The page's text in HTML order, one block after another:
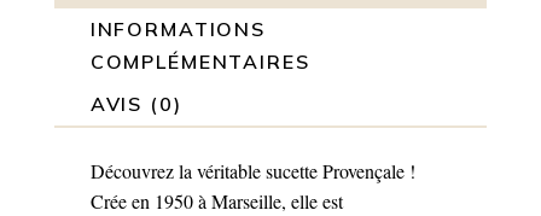
INFORMATIONS
COMPLÉMENTAIRES
AVIS (0)
Découvrez la véritable sucette Provençale !
Crée en 1950 à Marseille, elle est